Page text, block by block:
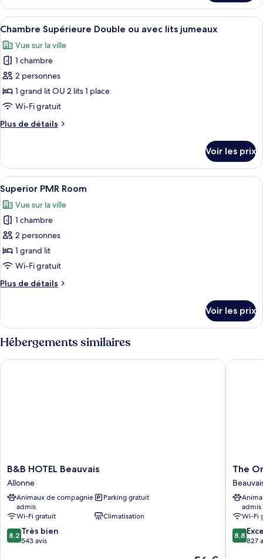
le
type
de
Chambre
Supérieure
Afficher
toutes
les
photos
pour
ce
type
chambre :
Double
ou
avec
lits
jumeaux
Une chambre d’hôtel avec deux
6
Chambre Supérieure Double ou avec lits jumeaux
Vue sur la ville
1 chambre
2 personnes
1 grand lit OU 2 lits 1 place
Wi-Fi gratuit
Plus de détails
Plus
le
type
de
chambre
Chambre
Supérieure
Double
ou
avec
lits
jumeaux
Voir les prix
Afficher
toutes
les
photos
pour
ce
type
chambre :
Room
Une chambre d’hôtel avec un lit, un
4
Superior PMR Room
Vue sur la ville
1 chambre
2 personnes
1 grand lit
Wi-Fi gratuit
Plus de détails
Plus
le
type
de
chambre
Superior
Voir les prix
Hébergements similaires
B&B
HOTEL
Beauvais
Allonne
B&B HOTEL Beauvais
Allonne
Animaux de compagnie
admis
Parking gratuit
Wi-Fi gratuit
Climatisation
8.2
sur
8,2 Très bien
543 avis
B&B HOTEL Beauvais
The
City,
City
Hôtel,
The
admis
Wi-Fi
8.8
sur
8,8
827
The